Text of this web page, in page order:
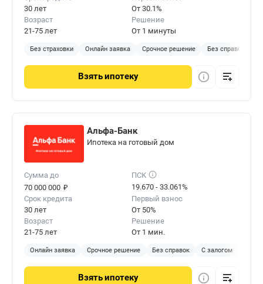
30 лет
От 30.1%
Возраст
21-75 лет
Решение
От 1 минуты
Без страховки Онлайн заявка Срочное решение Без справок
Взятьипотеку
Альфа-Банк
Ипотека на готовый дом
Сумма до
70 000 000 ₽
ПСК
19.670 - 33.061%
Срок кредита
30 лет
Первый взнос
От 50%
Возраст
21-75 лет
Решение
От 1 мин.
Онлайн заявка Срочное решение Без справок С залогом
Взятьипотеку